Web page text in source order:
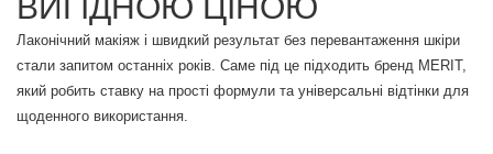
Лаконічний макіяж і швидкий результат без перевантаження шкіри
стали запитом останніх років. Саме під це підходить бренд MERIT,
який робить ставку на прості формули та універсальні відтінки для
щоденного використання.